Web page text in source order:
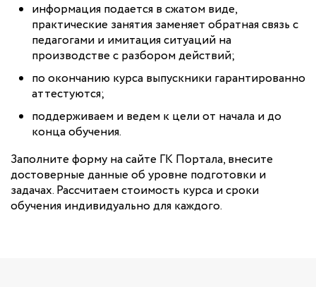
информация подается в сжатом виде,
практические занятия заменяет обратная связь с
педагогами и имитация ситуаций на
производстве с разбором действий;
по окончанию курса выпускники гарантированно
аттестуются;
поддерживаем и ведем к цели от начала и до
конца обучения.
Заполните форму на сайте ГК Портала, внесите
достоверные данные об уровне подготовки и
задачах. Рассчитаем стоимость курса и сроки
обучения индивидуально для каждого.